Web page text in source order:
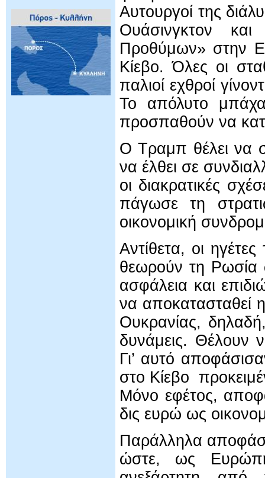
Αυτουργοί της
Ουάσινγκτον
Προθύμων» στην
Κίεβο. Όλες οι
παλιοί εχθροί
Το απόλυτο
προσπαθούν να
Ο Τραμπ θέλει να
να έλθει σε
οι διακρατικές
πάγωσε τη
οικονομική
Αντίθετα, οι
θεωρούν τη Ρωσία
ασφάλεια και
να αποκατασταθεί
Ουκρανίας,
δυνάμεις. Θέλουν
Γι’ αυτό
στο Κίεβο
Μόνο εφέτος,
δις ευρώ ως
Παράλληλα
ώστε, ως